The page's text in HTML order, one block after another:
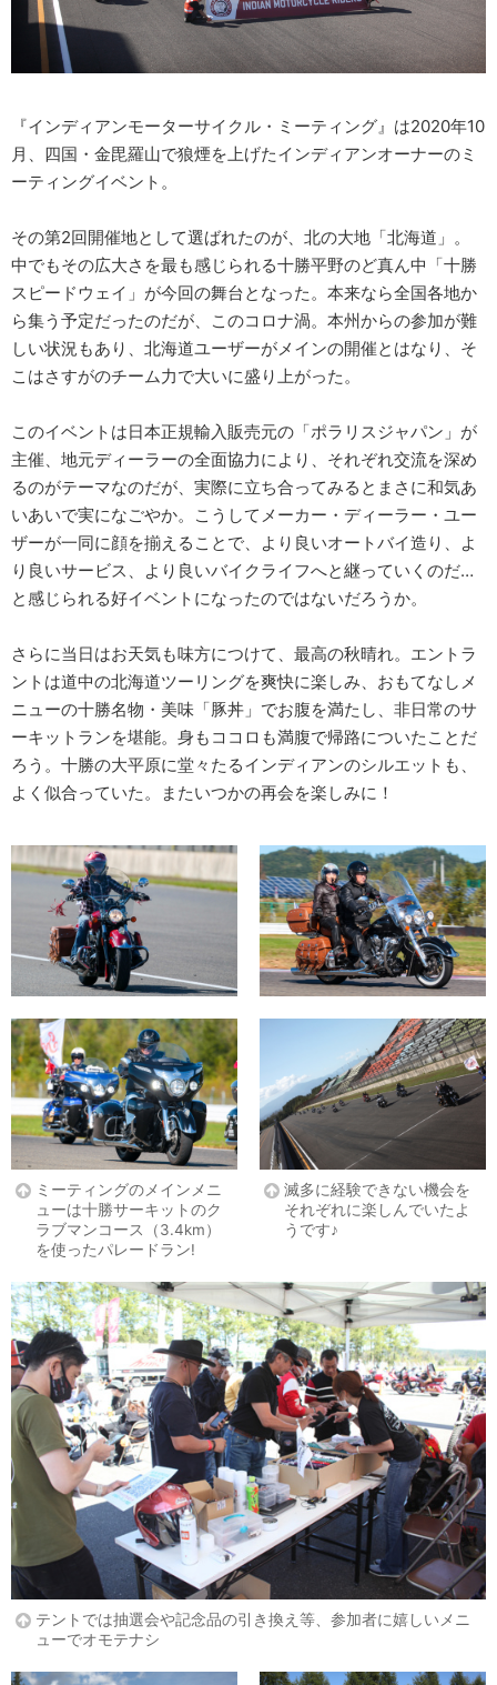
『インディアンモーターサイクル・ミーティング』は2020年10
月、四国・金毘羅山で狼煙を上げたインディアンオーナーのミ
ーティングイベント。
その第2回開催地として選ばれたのが、北の大地「北海道」。
中でもその広大さを最も感じられる十勝平野のど真ん中「十勝
スピードウェイ」が今回の舞台となった。本来なら全国各地か
ら集う予定だったのだが、このコロナ渦。本州からの参加が難
しい状況もあり、北海道ユーザーがメインの開催とはなり、そ
こはさすがのチーム力で大いに盛り上がった。
このイベントは日本正規輸入販売元の「ポラリスジャパン」が
主催、地元ディーラーの全面協力により、それぞれ交流を深め
るのがテーマなのだが、実際に立ち合ってみるとまさに和気あ
いあいで実になごやか。こうしてメーカー・ディーラー・ユー
ザーが一同に顔を揃えることで、より良いオートバイ造り、よ
り良いサービス、より良いバイクライフへと継っていくのだ…
と感じられる好イベントになったのではないだろうか。
さらに当日はお天気も味方につけて、最高の秋晴れ。エントラ
ントは道中の北海道ツーリングを爽快に楽しみ、おもてなしメ
ニューの十勝名物・美味「豚丼」でお腹を満たし、非日常のサ
ーキットランを堪能。身もココロも満腹で帰路についたことだ
ろう。十勝の大平原に堂々たるインディアンのシルエットも、
よく似合っていた。またいつかの再会を楽しみに！
ミーティングのメインメニ
ューは十勝サーキットのク
ラブマンコース（3.4km）
を使ったパレードラン!
滅多に経験できない機会を
それぞれに楽しんでいたよ
うです♪
テントでは抽選会や記念品の引き換え等、参加者に嬉しいメニ
ューでオモテナシ